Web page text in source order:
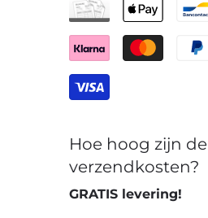
Hoe hoog zijn de
verzendkosten?
GRATIS levering!